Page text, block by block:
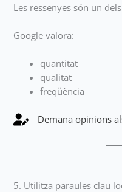
Les ressenyes són un
Google valora:
quantitat
qualitat
freqüència
Demana opinions
5. Utilitza paraules clau